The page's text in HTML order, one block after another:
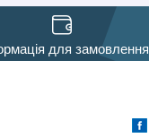
для замовлення